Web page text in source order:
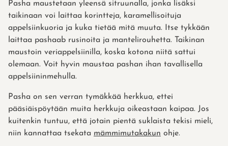
Pasha maustetaan yleensä sitruunalla, jonka lisäksi
taikinaan voi laittaa korintteja, karamellisoituja
appelsiinkuoria ja kuka tietää mitä muuta. Itse tykkään
laittaa pashaab rusinoita ja mantelirouhetta. Taikinan
maustoin veriappelsiinilla, koska kotona niitä sattui
olemaan. Voit hyvin maustaa pashan ihan tavallisella
appelsiininmehulla.
Pasha on sen verran tymäkkää herkkua, ettei
pääsiäispöytään muita herkkuja oikeastaan kaipaa. Jos
kuitenkin tuntuu, että jotain pientä suklaista tekisi mieli,
niin kannattaa tsekata mämmimutakakun ohje.